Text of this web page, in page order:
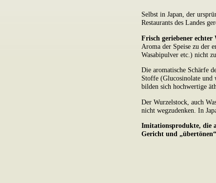
Selbst in Japan, der
Restaurants des Landes
Frisch geriebener echter
Aroma der Speise zu der
Wasabipulver etc.) nicht
Die aromatische Schärfe
Stoffe (Glucosinolate und
bilden sich hochwertige
Der Wurzelstock, auch
nicht wegzudenken. In
Imitationsprodukte, die
Gericht und